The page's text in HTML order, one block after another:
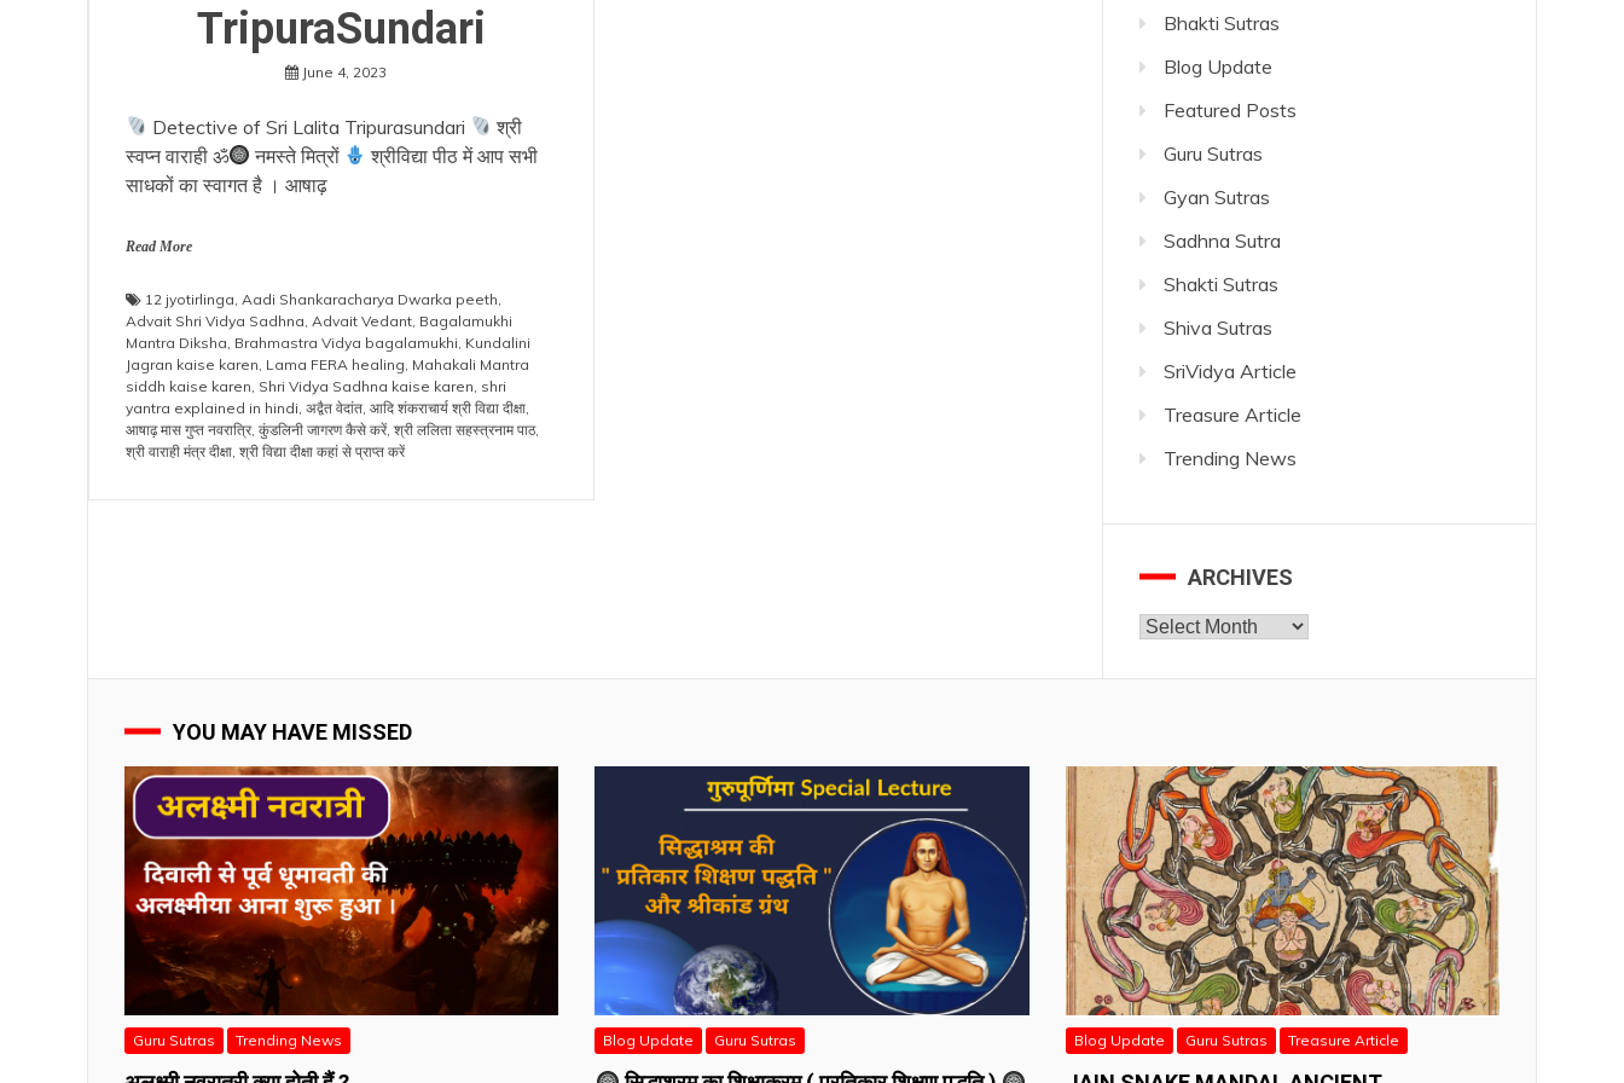
TripuraSundari
June 4, 2023
Detective of Sri Lalita Tripurasundari
श्री
स्वप्न वाराही ॐ
नमस्ते मित्रों
श्रीविद्या पीठ में आप सभी
साधकों का स्वागत है । आषाढ़
Read More
12 jyotirlinga Aadi Shankaracharya Dwarka peeth
Advait Shri Vidya Sadhna Advait Vedant Bagalamukhi
Mantra Diksha Brahmastra Vidya bagalamukhi Kundalini
Jagran kaise karen Lama FERA healing Mahakali Mantra
siddh kaise karen Shri Vidya Sadhna kaise karen shri
yantra explained in hindi अद्वैत वेदांत आदि शंकराचार्य श्री विद्या दीक्षा
आषाढ़ मास गुप्त नवरात्रि, कुंडलिनी जागरण कैसे करें, श्री ललिता सहस्त्रनाम पाठ,
श्री वाराही मंत्र दीक्षा श्री विद्या दीक्षा कहां से प्राप्त करें
Bhakti Sutras
Blog Update
Featured Posts
Guru Sutras
Gyan Sutras
Sadhna Sutra
Shakti Sutras
Shiva Sutras
SriVidya Article
Treasure Article
Trending News
ARCHIVES
Archives
YOU MAY HAVE MISSED
Guru Sutras Trending News Blog Update Guru Sutras Blog Update Guru Sutras Treasure Article